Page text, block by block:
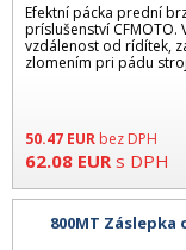
Efektní pácka prední
príslušenství
vzdálenost od rídítek,
zlomením pri pádu
50.47 EUR bez DPH
62.08 EUR s DPH
800MT